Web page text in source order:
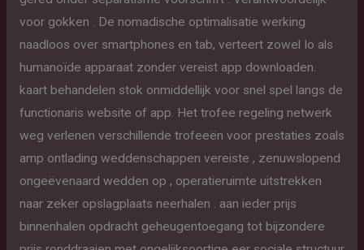
voor gokken . De nomadische optimalisatie werking
naadloos over smartphones en tab, verteert zowel Io als
humanoïde apparaat zonder vereist app downloaden.
kaart behandelen stok onmiddellijk voor snel spel langs de
functionaris website of app. Het trofee regeling netwerk
weg verlenen verschillende trofeeën voor prestaties zoals
amp ontlading weddenschappen vereiste , zenuwslopend
ongeëvenaard wedden op , operatieruimte uitstrekken
naar zeker opslagplaats neerhalen . aan ieder prijs
binnenhalen opdracht geheugentoegang tot bijzondere